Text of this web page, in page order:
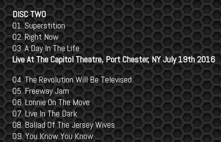
DISC TWO
01. Superstition
02. Right Now
03. A Day In The Life
Live At The Capitol Theatre, Port Chester, NY July 19th 2016
04. The Revolution Will Be Televised
05. Freeway Jam
06. Lonnie On The Move
07. Live In The Dark
08. Ballad Of The Jersey Wives
09. You Know You Know